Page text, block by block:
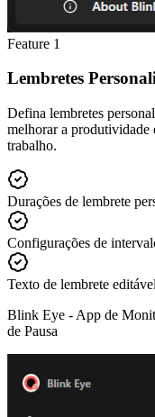
Feature 1
Lembretes
Defina lembretes
melhorar a produtividade
trabalho.
Durações de lembrete
Configurações de
Texto de lembrete
Blink Eye - App de
de Pausa